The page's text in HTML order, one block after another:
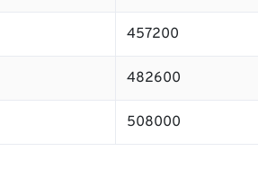
457200
482600
508000